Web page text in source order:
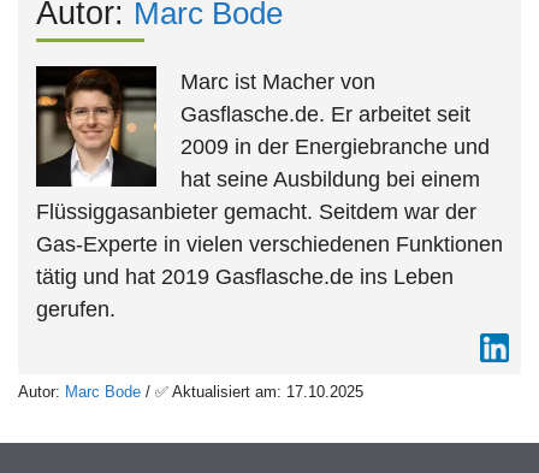
Autor: Marc Bode
Marc ist Macher von
Gasflasche.de. Er arbeitet seit
2009 in der Energiebranche und
hat seine Ausbildung bei einem
Flüssiggasanbieter gemacht. Seitdem war der
Gas-Experte in vielen verschiedenen Funktionen
tätig und hat 2019 Gasflasche.de ins Leben
gerufen.
Autor: Marc Bode / ✅ Aktualisiert am: 17.10.2025